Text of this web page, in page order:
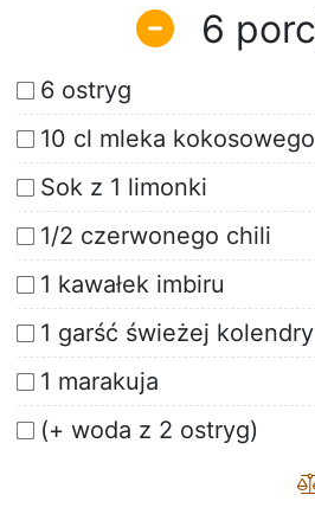
6
6 ostryg
10 cl mleka kokosowego
Sok z 1 limonki
1/2 czerwonego chili
1 kawałek imbiru
1 garść świeżej kolendry
1 marakuja
(+ woda z 2 ostryg)